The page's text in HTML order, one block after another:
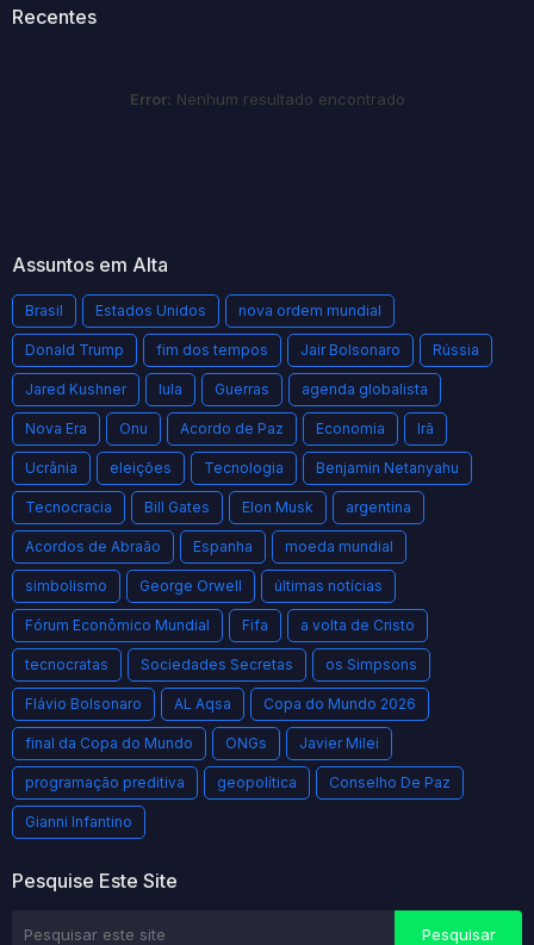
Recentes
Error: Nenhum resultado encontrado
Assuntos em Alta
Brasil Estados Unidos nova ordem mundial
Donald Trump fim dos tempos Jair Bolsonaro Rússia
Jared Kushner lula Guerras agenda globalista
Nova Era Onu Acordo de Paz Economia Irã
Ucrânia eleições Tecnologia Benjamin Netanyahu
Tecnocracia Bill Gates Elon Musk argentina
Acordos de Abraão Espanha moeda mundial
simbolismo George Orwell últimas notícias
Fórum Econômico Mundial Fifa a volta de Cristo
tecnocratas Sociedades Secretas os Simpsons
Flávio Bolsonaro AL Aqsa Copa do Mundo 2026
final da Copa do Mundo ONGs Javier Milei
programação preditiva geopolítica Conselho De Paz
Gianni Infantino
Pesquise Este Site